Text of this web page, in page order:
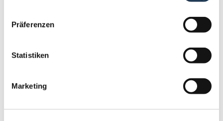
Präferenzen
Statistiken
Marketing
Entwicklung des ersten digitalen Verschleißanzeigers
Kundenrückmeldungen, Entwicklungsprozess,
Frühzeitige Warnung vor potenziellen Problemen